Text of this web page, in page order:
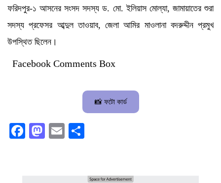
ফরিদপুর-১ আসনের সংসদ সদস্য ড. মো. ইলিয়াস মোল্যা, জামায়াতের শুরা
সদস্য প্রফেসর আব্দুল তাওয়াব, জেলা আমির মাওলানা বদরুদ্দীন প্রমুখ
উপস্থিত ছিলেন।
Facebook Comments Box
📸 ফটো কার্ড
Facebook
Mastodon
Email